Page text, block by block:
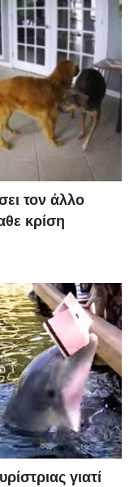
τον άλλο
κρίση
γιατί